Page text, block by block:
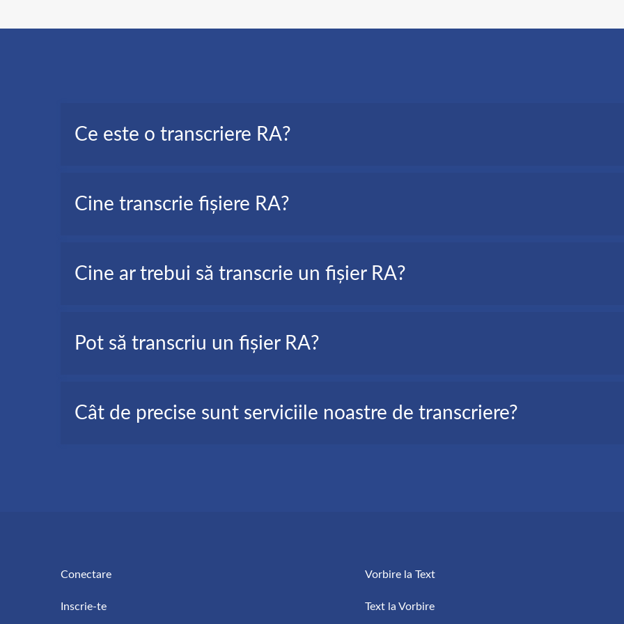
Ce este o transcriere RA?
Cine transcrie fișiere RA?
Cine ar trebui să transcrie un fișier RA?
Pot să transcriu un fișier RA?
Software-ul este precis și ușor de utilizat. Sunt necesari doar 3 pași pentru a te înregistra și a primi transcrierea
Cât de precise sunt serviciile noastre de transcriere?
Conectare
Inscrie-te
Vorbire la Text
Text la Vorbire